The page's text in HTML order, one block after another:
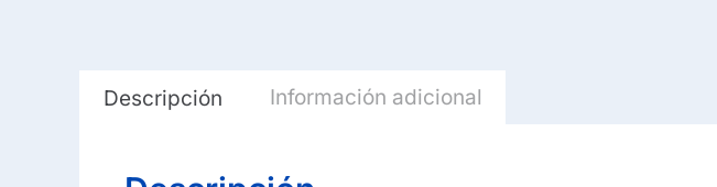
Descripción Información adicional